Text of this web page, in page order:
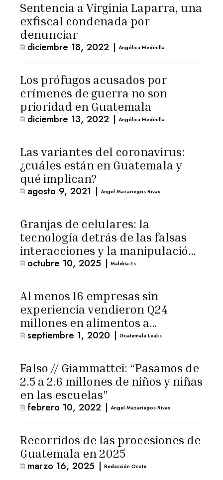
Sentencia a Virginia Laparra, una
exfiscal condenada por
denunciar
diciembre 18, 2022 | Angélica Medinilla
Los prófugos acusados por
crímenes de guerra no son
prioridad en Guatemala
diciembre 13, 2022 | Angélica Medinilla
Las variantes del coronavirus:
¿cuáles están en Guatemala y
qué implican?
agosto 9, 2021 | Angel Mazariegos Rivas
Granjas de celulares: la
tecnología detrás de las falsas
interacciones y la manipulación
digital masiva
octubre 10, 2025 | Maldita.es
Al menos 16 empresas sin
experiencia vendieron Q24
millones en alimentos a
municipalidades
septiembre 1, 2020 | Guatemala Leaks
Falso // Giammattei: “Pasamos de
2.5 a 2.6 millones de niños y niñas
en las escuelas”
febrero 10, 2022 | Angel Mazariegos Rivas
Recorridos de las procesiones de
Guatemala en 2025
marzo 16, 2025 | Redacción Ocote